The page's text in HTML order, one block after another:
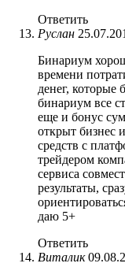
Ответить
Руслан
Бинариум
времени
денег,
бинариум все
еще и бонус
открыт бизнес
средств с
трейдером
сервиса
результаты,
даю 5+
Ответить
Виталик